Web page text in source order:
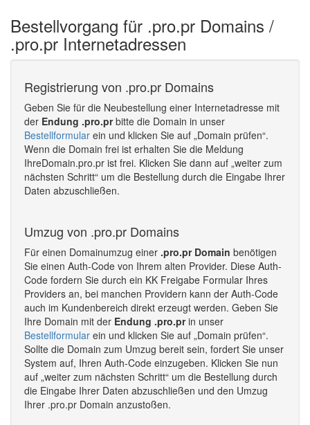
Bestellvorgang für .pro.pr Domains /
.pro.pr Internetadressen
Registrierung von .pro.pr Domains
Geben Sie für die Neubestellung einer Internetadresse mit
der Endung .pro.prbitte die Domain in unser
Bestellformular ein und klicken Sie auf „Domain prüfen“.
Wenn die Domain frei ist erhalten Sie die Meldung
IhreDomain.pro.pr ist frei. Klicken Sie dann auf „weiter zum
nächsten Schritt“ um die Bestellung durch die Eingabe Ihrer
Daten abzuschließen.
Umzug von .pro.pr Domains
Für einen Domainumzug einer .pro.pr Domain benötigen
Sie einen Auth-Code von Ihrem alten Provider. Diese Auth-
Code fordern Sie durch ein KK Freigabe Formular Ihres
Providers an, bei manchen Providern kann der Auth-Code
auch im Kundenbereich direkt erzeugt werden. Geben Sie
Ihre Domain mit der Endung .pro.prin unser
Bestellformular ein und klicken Sie auf „Domain prüfen“.
Sollte die Domain zum Umzug bereit sein, fordert Sie unser
System auf, Ihren Auth-Code einzugeben. Klicken Sie nun
auf „weiter zum nächsten Schritt“ um die Bestellung durch
die Eingabe Ihrer Daten abzuschließen und den Umzug
Ihrer .pro.pr Domain anzustoßen.